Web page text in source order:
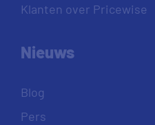
Klanten over Pricewise
Nieuws
Blog
Pers